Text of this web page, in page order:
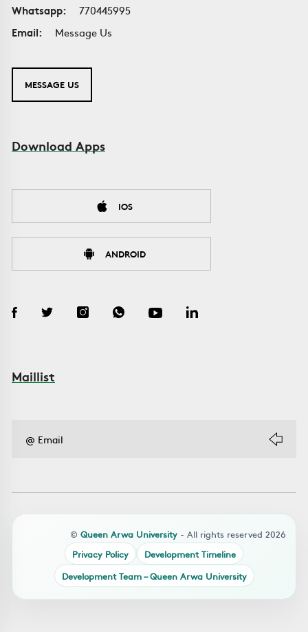
Whatsapp:
770445995
Email:
Message Us
MESSAGE US
Download Apps
IOS
ANDROID
Maillist
© Queen Arwa University - All rights reserved 2026
Privacy Policy
Development Timeline
Development Team – Queen Arwa University